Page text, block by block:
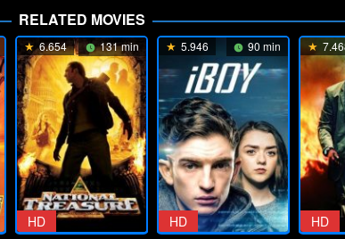
RELATED MOVIES
6.654 131 min
HD
5.946 90 min
HD HD